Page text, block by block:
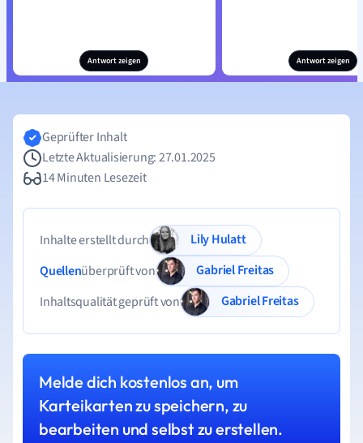
Antwort zeigen Antwort zeigen
Geprüfter Inhalt
Letzte Aktualisierung: 27.01.2025
14 Minuten Lesezeit
Inhalte erstellt durch
Lily Hulatt
Quellenüberprüft von
Gabriel Freitas
Inhaltsqualität geprüft von
Gabriel Freitas
Melde dich kostenlos an, um
Karteikarten zu speichern, zu
bearbeiten und selbst zu erstellen.